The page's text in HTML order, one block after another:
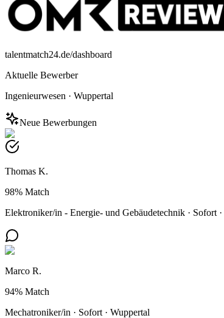
talentmatch24.de/dashboard
Aktuelle Bewerber
Ingenieurwesen · Wuppertal
Neue Bewerbungen
Thomas K.
98% Match
Elektroniker/in - Energie- und Gebäudetechnik · Sofort ·
Marco R.
94% Match
Mechatroniker/in · Sofort · Wuppertal